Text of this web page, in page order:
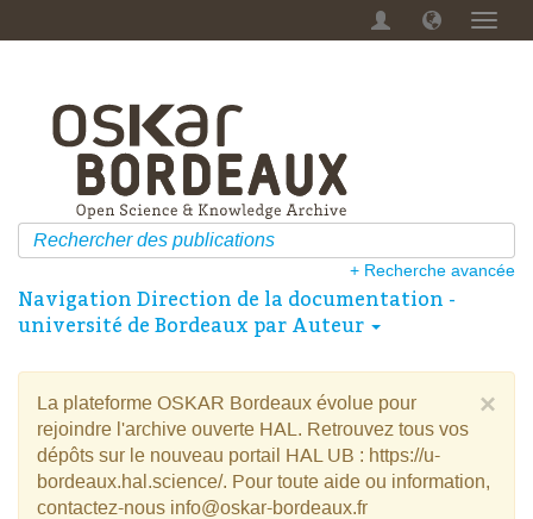
Menu
+ Recherche avancée
Navigation Direction de la documentation -
université de Bordeaux par Auteur
×
La plateforme OSKAR Bordeaux évolue pour
rejoindre l'archive ouverte HAL. Retrouvez tous vos
dépôts sur le nouveau portail HAL UB : https://u-
bordeaux.hal.science/. Pour toute aide ou information,
contactez-nous info@oskar-bordeaux.fr